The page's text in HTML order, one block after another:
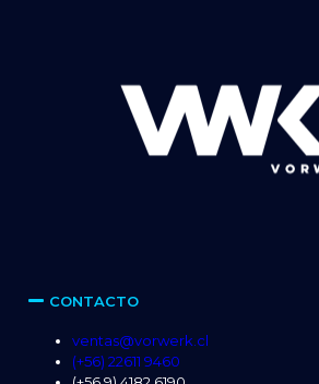
CONTACTO
ventas@vorwerk.cl
(+56) 22611 9460